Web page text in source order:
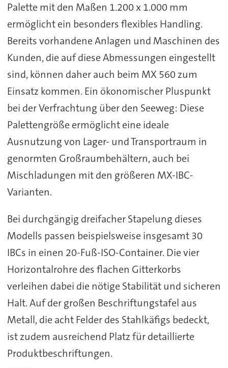
Palette mit den Maßen 1.200 x 1.000 mm
ermöglicht ein besonders flexibles Handling.
Bereits vorhandene Anlagen und Maschinen des
Kunden, die auf diese Abmessungen eingestellt
sind, können daher auch beim MX 560 zum
Einsatz kommen. Ein ökonomischer Pluspunkt
bei der Verfrachtung über den Seeweg: Diese
Palettengröße ermöglicht eine ideale
Ausnutzung von Lager- und Transportraum in
genormten Großraumbehältern, auch bei
Mischladungen mit den größeren MX-IBC-
Varianten.
Bei durchgängig dreifacher Stapelung dieses
Modells passen beispielsweise insgesamt 30
IBCs in einen 20-Fuß-ISO-Container. Die vier
Horizontalrohre des flachen Gitterkorbs
verleihen dabei die nötige Stabilität und sicheren
Halt. Auf der großen Beschriftungstafel aus
Metall, die acht Felder des Stahlkäfigs bedeckt,
ist zudem ausreichend Platz für detaillierte
Produktbeschriftungen.